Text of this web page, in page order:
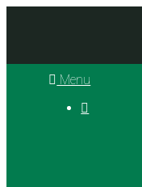
Menu
